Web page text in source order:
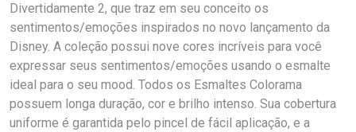
Divertidamente 2, que traz em seu conceito os
sentimentos/emoções inspirados no novo lançamento da
Disney. A coleção possui nove cores incríveis para você
expressar seus sentimentos/emoções usando o esmalte
ideal para o seu mood. Todos os Esmaltes Colorama
possuem longa duração, cor e brilho intenso. Sua cobertura
uniforme é garantida pelo pincel de fácil aplicação, e a